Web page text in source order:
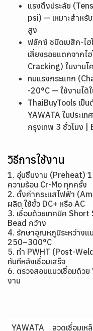
แรงดึงประลัย
psi) — เหมาะสำหรั
สูง
ฟลักซ์ ชนิดเบสิก-ไฮ
เสี่ยงรอยแตกจากไ
Cracking) ในงานโ
ทนแรงกระแทก
-20°C — ใช้งานไ
ThaiBuyTools เป็
YAWATA ในประเ
กรุงเทพ 3 ชั่วโมง |
วิธีการใช้งาน
1. อุ่นชิ้นงาน (Preheat)
ความร้อน Cr-Mo ทุกครั้ง
2. ตั้งค่ากระแสไฟฟ้า
ผลิต ใช้ขั้ว DC+ หรือ AC
3. เชื่อมด้วยเทคนิค
Bead กว้าง
4. รักษาอุณหภูมิระหว่าง
250–300°C
5. ทำ PWHT (Post-
ทันทีหลังเชื่อมเสร็จ
6. ตรวจสอบแนวเชื่อมด้วย
งาน
YAWATA ลวดเชื่อมเห